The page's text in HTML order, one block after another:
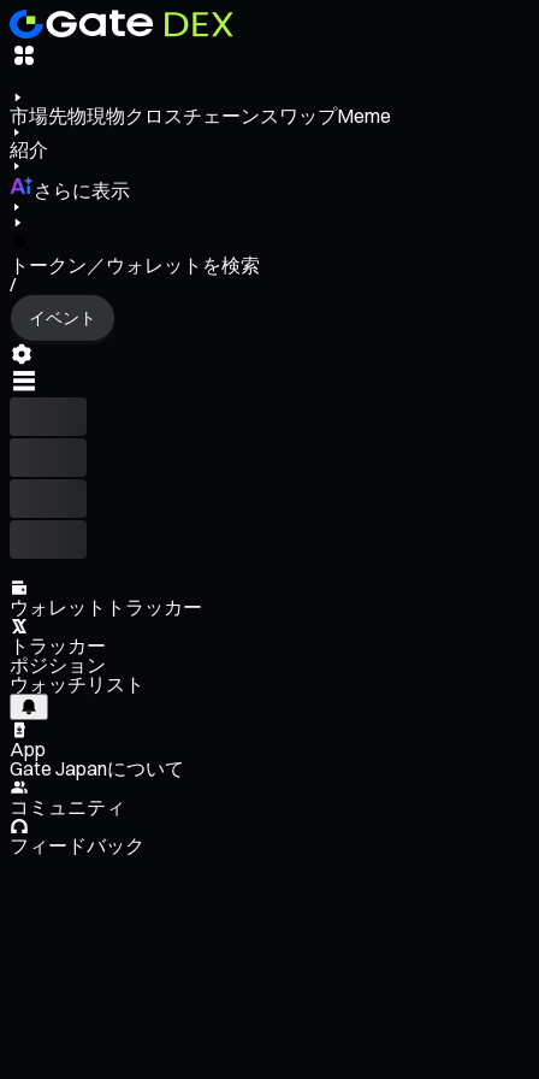
市場先物現物クロスチェーンスワップMeme
紹介
さらに表示
トークン／ウォレットを検索
/
イベント
ウォレットトラッカー
トラッカー
ポジション
ウォッチリスト
App
Gate Japanについて
コミュニティ
フィードバック